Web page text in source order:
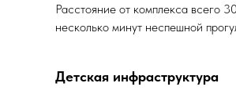
Расстояние от комплекса всего
несколько минут неспешной
Детская инфраструктура